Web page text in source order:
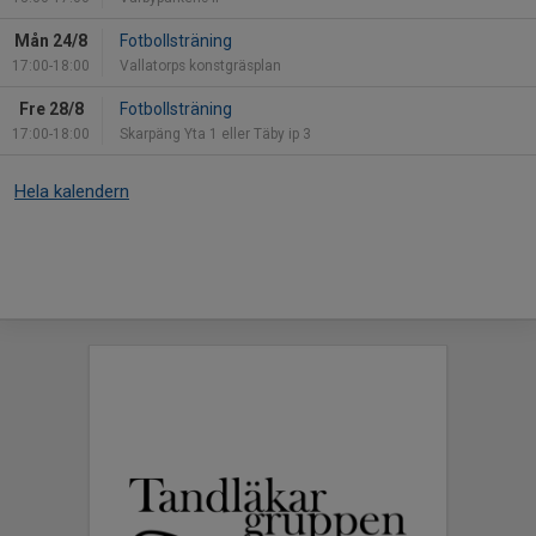
Mån 24/8
17:00-18:00
Fotbollsträning
Vallatorps konstgräsplan
Fre 28/8
17:00-18:00
Fotbollsträning
Skarpäng Yta 1 eller Täby ip 3
Hela kalendern